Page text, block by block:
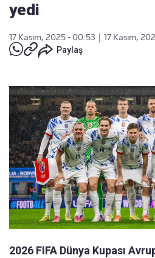
yedi
17 Kasım, 2025 - 00:53
17 Kasım,
Paylaş
2026 FIFA Dünya Kupası